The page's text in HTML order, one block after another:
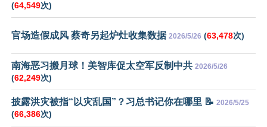
(64,549次)
官场造假成风 蔡奇另起炉灶收集数据 2026/5/26 (63,478次)
南海恶习搬月球！美智库促太空军反制中共 2026/5/26
(62,249次)
披露洪灾被指“以灾乱国”？习总书记你在哪里 📝 2026/5/25
(66,386次)